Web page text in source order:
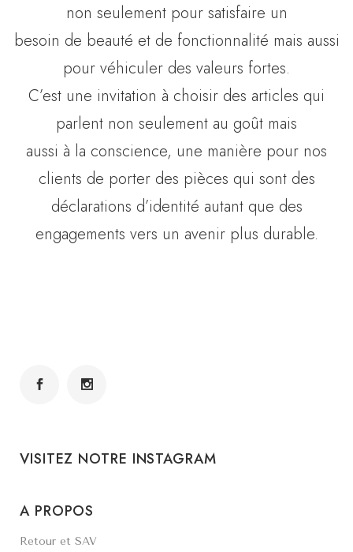
non seulement pour satisfaire un
besoin de beauté et de fonctionnalité mais aussi
pour véhiculer des valeurs fortes.
C’est une invitation à choisir des articles qui
parlent non seulement au goût mais
aussi à la conscience, une manière pour nos
clients de porter des pièces qui sont des
déclarations d’identité autant que des
engagements vers un avenir plus durable.
VISITEZ NOTRE INSTAGRAM
A PROPOS
Retour et SAV